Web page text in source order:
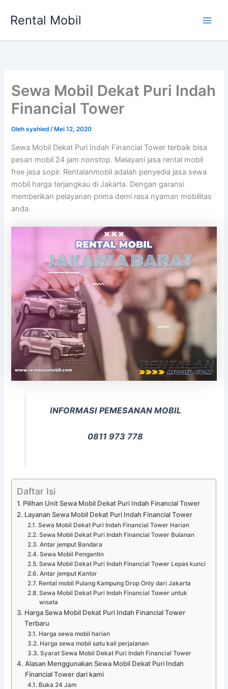
Rental Mobil
Sewa Mobil Dekat Puri Indah
Financial Tower
Olehsyahied/ Mei 12, 2020
Sewa Mobil Dekat Puri Indah Financial Tower terbaik bisa
pesan mobil 24 jam nonstop. Melayani jasa rental mobil
free jasa sopir. Rentalanmobil adalah penyedia jasa sewa
mobil harga terjangkau di Jakarta. Dengan garansi
memberikan pelayanan prima demi rasa nyaman mobilitas
anda.
INFORMASI PEMESANAN MOBIL
0811 973 778
Daftar Isi
Pilihan Unit Sewa Mobil Dekat Puri Indah Financial Tower
Layanan Sewa Mobil Dekat Puri Indah Financial Tower
Sewa Mobil Dekat Puri Indah Financial Tower Harian
Sewa Mobil Dekat Puri Indah Financial Tower Bulanan
Antar jemput Bandara
Sewa Mobil Pengantin
Sewa Mobil Dekat Puri Indah Financial Tower Lepas kunci
Antar jemput Kantor
Rental mobil Pulang Kampung Drop Only dari Jakarta
Sewa Mobil Dekat Puri Indah Financial Tower untuk
wisata
Harga Sewa Mobil Dekat Puri Indah Financial Tower
Terbaru
Harga sewa mobil harian
Harga sewa mobil satu kali perjalanan
Syarat Sewa Mobil Dekat Puri Indah Financial Tower
Alasan Menggunakan Sewa Mobil Dekat Puri Indah
Financial Tower dari kami
Buka 24 Jam